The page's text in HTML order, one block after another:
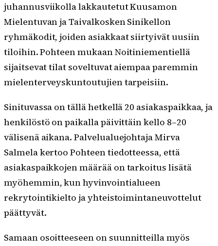
juhannusviikolla lakkautetut Kuusamon
Mielentuvan ja Taivalkosken Sinikellon
ryhmäkodit, joiden asiakkaat siirtyivät uusiin
tiloihin. Pohteen mukaan Noitiniementiellä
sijaitsevat tilat soveltuvat aiempaa paremmin
mielenterveyskuntoutujien tarpeisiin.
Sinituvassa on tällä hetkellä 20 asiakaspaikkaa, ja
henkilöstö on paikalla päivittäin kello 8–20
välisenä aikana. Palvelualuejohtaja Mirva
Salmela kertoo Pohteen tiedotteessa, että
asiakaspaikkojen määrää on tarkoitus lisätä
myöhemmin, kun hyvinvointialueen
rekrytointikielto ja yhteistoimintaneuvottelut
päättyvät.
Samaan osoitteeseen on suunnitteilla myös